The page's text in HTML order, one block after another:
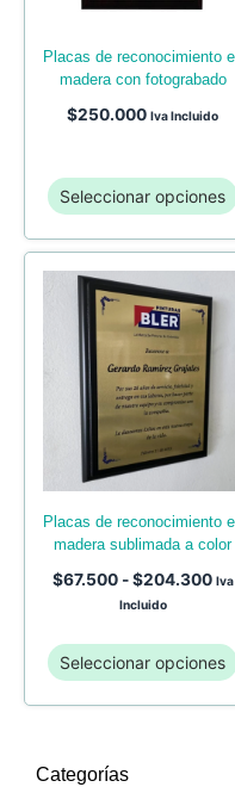
placas de reconocimiento en
madera con fotograbado
$250.000 Iva Incluido
Seleccionar opciones
placas de reconocimiento en
madera sublimada a color
$67.500 - $204.300 Iva
Incluido
Seleccionar opciones
Categorías